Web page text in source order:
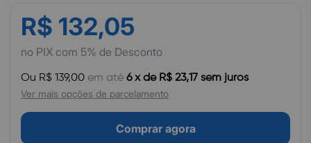
R$ 132,05
no PIX com 5% de Desconto
Ou R$ 139,00 em até 6 x de R$ 23,17 sem juros
Ver mais opções de parcelamento
Comprar agora